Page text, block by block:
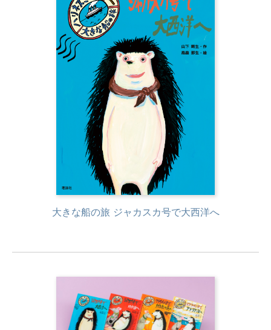
大きな船の旅 ジャカスカ号で大西洋へ